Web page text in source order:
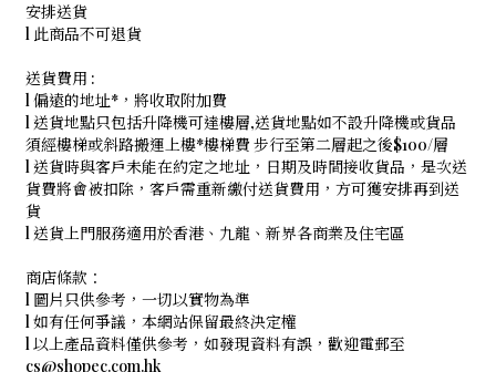
安排送貨
l 此商品不可退貨
送貨費用 :
l 偏遠的地址*，將收取附加費
l 送貨地點只包括升降機可達樓層,送貨地點如不設升降機或貨品
須經樓梯或斜路搬運上樓*樓梯費 步行至第二層起之後$100/層
l 送貨時與客戶未能在約定之地址，日期及時間接收貨品，是次送
貨費將會被扣除，客戶需重新繳付送貨費用，方可獲安排再到送
貨
l 送貨上門服務適用於香港、九龍、新界各商業及住宅區
商店條款：
l 圖片只供參考，一切以實物為準
l 如有任何爭議，本網站保留最終決定權
l 以上產品資料僅供參考，如發現資料有誤，歡迎電郵至
cs@shopec.com.hk